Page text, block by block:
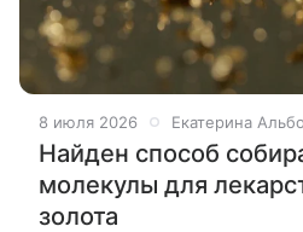
8 июля 2026 Екатерина
Найден способ
молекулы для
золота